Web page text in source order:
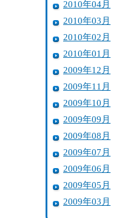
2010年04月
2010年03月
2010年02月
2010年01月
2009年12月
2009年11月
2009年10月
2009年09月
2009年08月
2009年07月
2009年06月
2009年05月
2009年03月